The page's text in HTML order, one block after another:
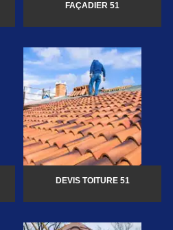
FAÇADIER 51
DEVIS TOITURE 51